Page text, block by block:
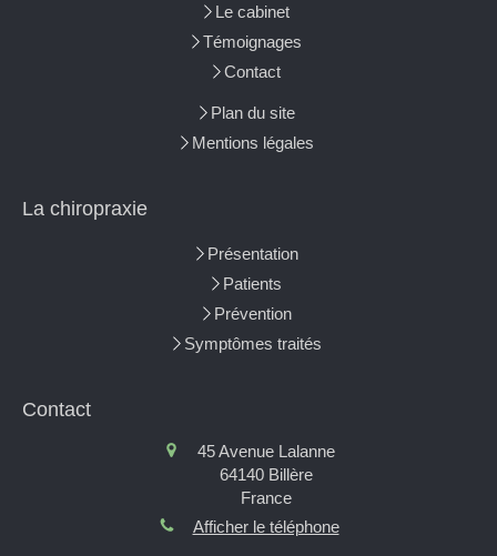
Le cabinet
Témoignages
Contact
Plan du site
Mentions légales
La chiropraxie
Présentation
Patients
Prévention
Symptômes traités
Contact
45 Avenue Lalanne
64140 Billère
France
Afficher le téléphone